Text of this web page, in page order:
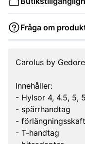
Fråga om
Carolus by
Innehåller:
- Hylsor 4, 4.5, 5,
- spärrhandtag
-
- T-handtag